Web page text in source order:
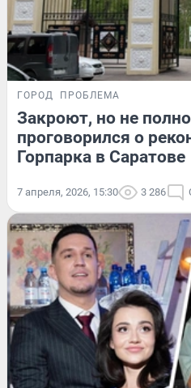
ГОРОД ПРОБЛЕМА
Закроют, но не
проговорился о
Горпарка в Саратове
7 апреля, 2026, 15:30 3 286